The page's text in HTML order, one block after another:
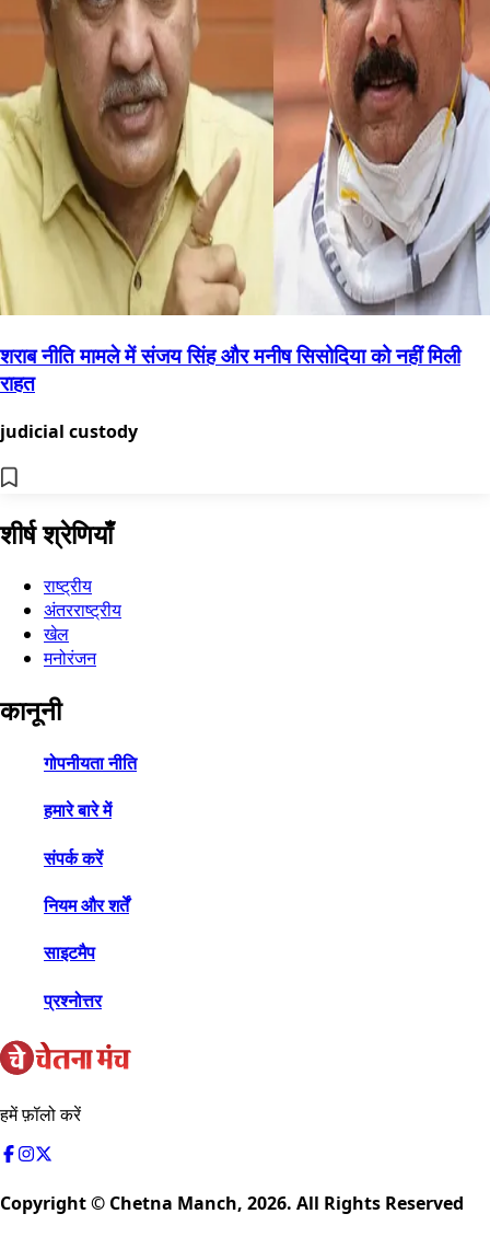
शराब नीति मामले में संजय सिंह और मनीष सिसोदिया को नहीं मिली
राहत
judicial custody
शीर्ष श्रेणियाँ
राष्ट्रीय
अंतरराष्ट्रीय
खेल
मनोरंजन
कानूनी
गोपनीयता नीति
हमारे बारे में
संपर्क करें
नियम और शर्तें
साइटमैप
प्रश्नोत्तर
हमें फ़ॉलो करें
Copyright © Chetna Manch, 2026. All Rights Reserved